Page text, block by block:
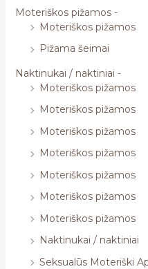
Moteriškos pižamos -
Moteriškos pižamos
Pižama šeimai
Naktinukai / naktiniai -
Moteriškos pižamos
Moteriškos pižamos
Moteriškos pižamos
Moteriškos pižamos
Moteriškos pižamos
Moteriškos pižamos
Moteriškos pižamos
Naktinukai / naktiniai
Seksualūs Moteriški